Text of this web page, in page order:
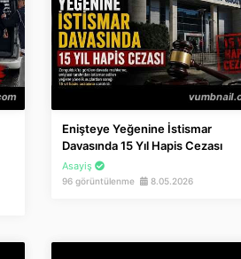
Enişteye Yeğenine İstismar
Davasında 15 Yıl Hapis Cezası
Asayiş
96 görüntülenme 8.05.2026